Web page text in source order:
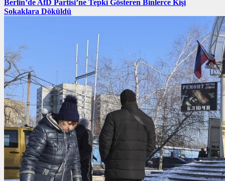
Berlin’de AfD Partisi’ne Tepki Gösteren Binlerce Kişi
Sokaklara Döküldü